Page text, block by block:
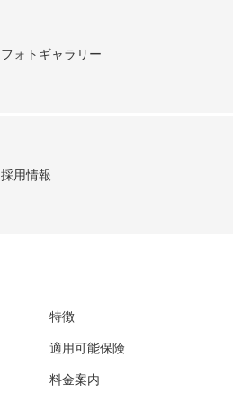
フォトギャラリー
採用情報
特徴
適用可能保険
料金案内